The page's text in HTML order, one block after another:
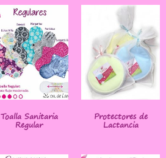
Toalla Sanitaria
Regular
Protectores de
Lactancia